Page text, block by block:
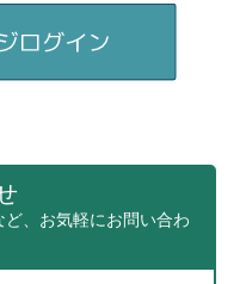
、お気軽にお問い合わ